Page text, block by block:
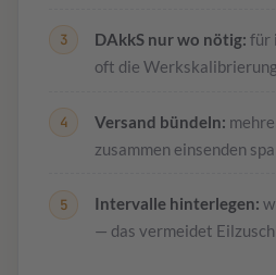
DAkkS nur wo nötig: für
oft die
Versand bündeln:
zusammen einsenden
Intervalle hinterlegen:
— das vermeidet